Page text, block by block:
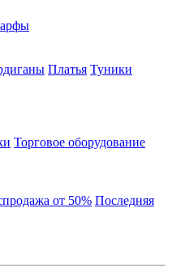
Платья Туники
Торговое оборудование
от 50% Последняя